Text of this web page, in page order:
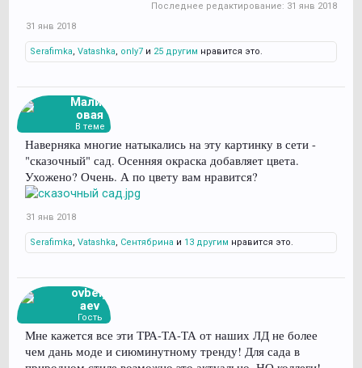
Последнее редактирование: 31 янв 2018
31 янв 2018
Serafimka, Vatashka, only7 и 25 другим нравится это.
Малин
овая
В теме
Наверняка многие натыкались на эту картинку в сети -
"сказочный" сад. Осенняя окраска добавляет цвета.
Ухожено? Очень. А по цвету вам нравится?
31 янв 2018
Serafimka, Vatashka, Сентябрина и 13 другим нравится это.
ovbely
aev
Гость
Мне кажется все эти ТРА-ТА-ТА от наших ЛД не более
чем дань моде и сиюминутному тренду! Для сада в